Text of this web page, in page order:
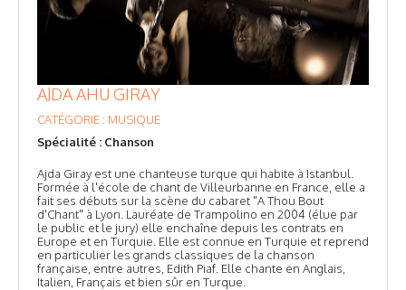
AJDA AHU GIRAY
CATÉGORIE : MUSIQUE
Spécialité : Chanson
Ajda Giray est une chanteuse turque qui habite à Istanbul.
Formée à l'école de chant de Villeurbanne en France, elle a
fait ses débuts sur la scène du cabaret "A Thou Bout
d'Chant" à Lyon. Lauréate de Trampolino en 2004 (élue par
le public et le jury) elle enchaîne depuis les contrats en
Europe et en Turquie. Elle est connue en Turquie et reprend
en particulier les grands classiques de la chanson
française, entre autres, Edith Piaf. Elle chante en Anglais,
Italien, Français et bien sûr en Turque.